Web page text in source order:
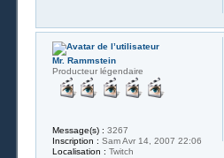
Mr. Rammstein
Producteur légendaire
Message(s) : 3267
Inscription : Sam Avr 14, 2007 22:06
Localisation : Twitch